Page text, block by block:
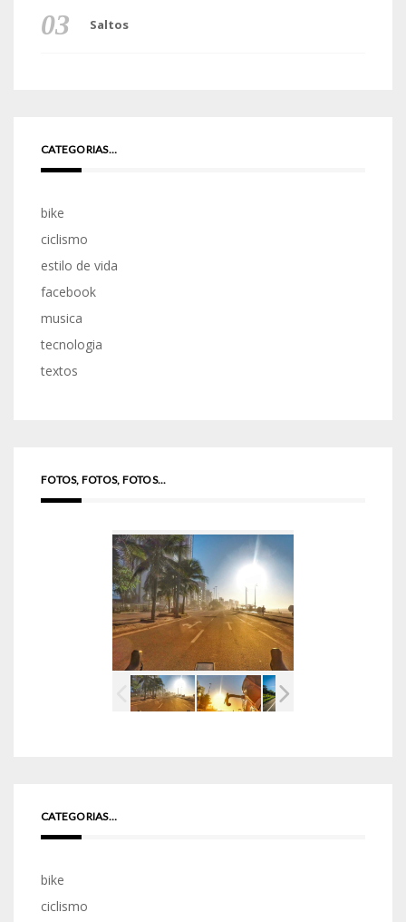
Saltos
CATEGORIAS…
bike
ciclismo
estilo de vida
facebook
musica
tecnologia
textos
FOTOS, FOTOS, FOTOS...
CATEGORIAS…
bike
ciclismo